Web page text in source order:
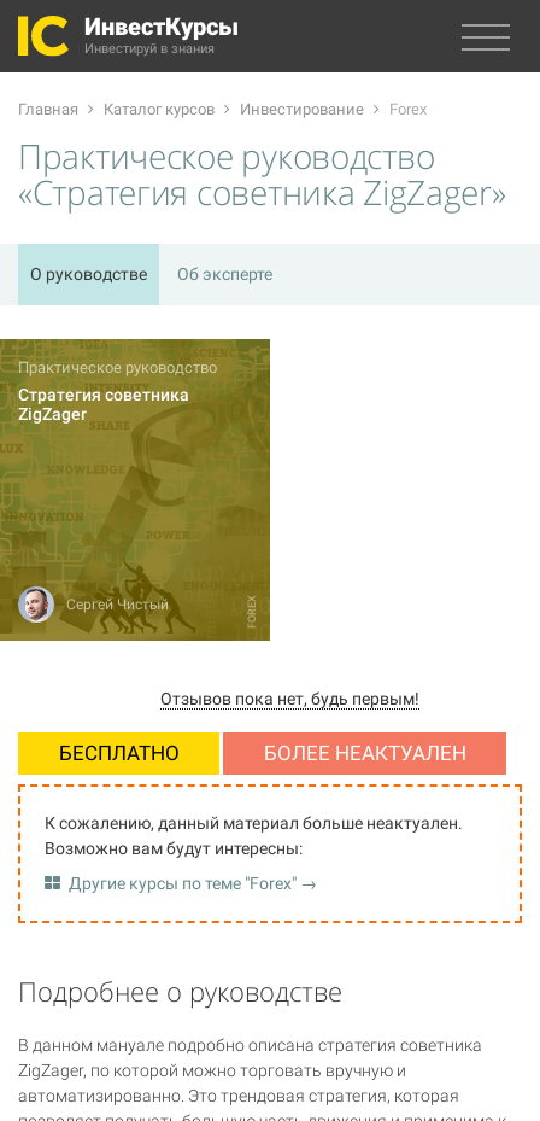
ИнвестКурсы
Инвестируй в знания
Главная Каталог курсов Инвестирование Forex
Практическое руководство
«Стратегия советника ZigZager»
О руководстве Об эксперте
FOREX
Практическое руководство
Стратегия советника
ZigZager
Сергей Чистый
Отзывов пока нет, будь первым!
БЕСПЛАТНО БОЛЕЕ НЕАКТУАЛЕН
К сожалению, данный материал больше неактуален.
Возможно вам будут интересны:
Другие курсы по теме "Forex" →
Подробнее о руководстве
В данном мануале подробно описана стратегия советника
ZigZager, по которой можно торговать вручную и
автоматизированно. Это трендовая стратегия, которая